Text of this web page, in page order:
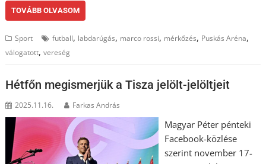
TOVÁBB OLVASOM
Sport futball, labdarúgás, marco rossi, mérkőzés, Puskás Aréna,
válogatott,vereség
Hétfőn megismerjük a Tisza jelölt-jelöltjeit
2025.11.16. Farkas András
Magyar Péter pénteki
Facebook-közlése
szerint november 17-